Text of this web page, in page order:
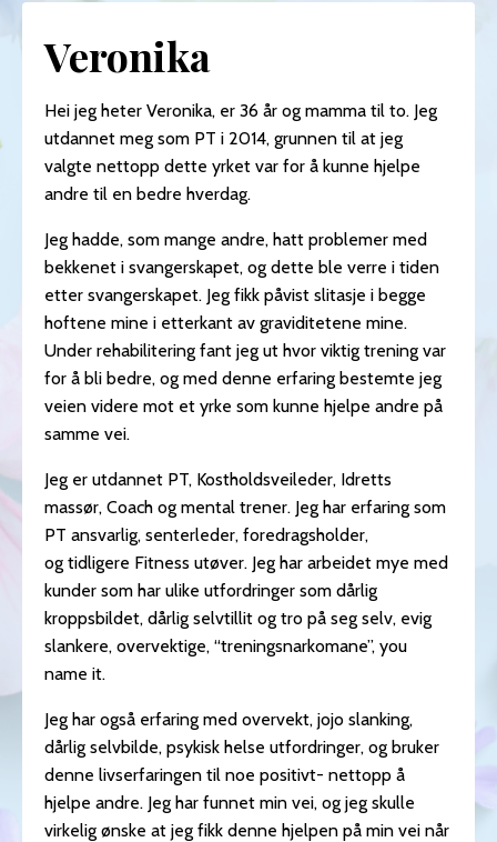
Veronika
Hei jeg heter Veronika, er 36 år og mamma til to. Jeg
utdannet meg som PT i 2014, grunnen til at jeg
valgte nettopp dette yrket var for å kunne hjelpe
andre til en bedre hverdag.
Jeg hadde, som mange andre, hatt problemer med
bekkenet i svangerskapet, og dette ble verre i tiden
etter svangerskapet. Jeg fikk påvist slitasje i begge
hoftene mine i etterkant av graviditetene mine.
Under rehabilitering fant jeg ut hvor viktig trening var
for å bli bedre, og med denne erfaring bestemte jeg
veien videre mot et yrke som kunne hjelpe andre på
samme vei.
Jeg er utdannet PT, Kostholdsveileder, Idretts
massør, Coach og mental trener. Jeg har erfaring som
PT ansvarlig, senterleder, foredragsholder,
og tidligere Fitness utøver. Jeg har arbeidet mye med
kunder som har ulike utfordringer som dårlig
kroppsbildet, dårlig selvtillit og tro på seg selv, evig
slankere, overvektige, “treningsnarkomane”, you
name it.
Jeg har også erfaring med overvekt, jojo slanking,
dårlig selvbilde, psykisk helse utfordringer, og bruker
denne livserfaringen til noe positivt- nettopp å
hjelpe andre. Jeg har funnet min vei, og jeg skulle
virkelig ønske at jeg fikk denne hjelpen på min vei når